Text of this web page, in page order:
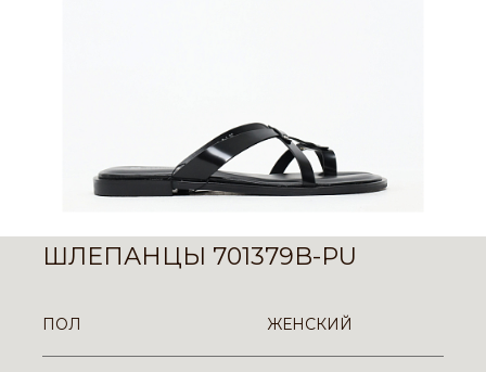
ШЛЕПАНЦЫ 701379B-PU
ПОЛ ЖЕНСКИЙ